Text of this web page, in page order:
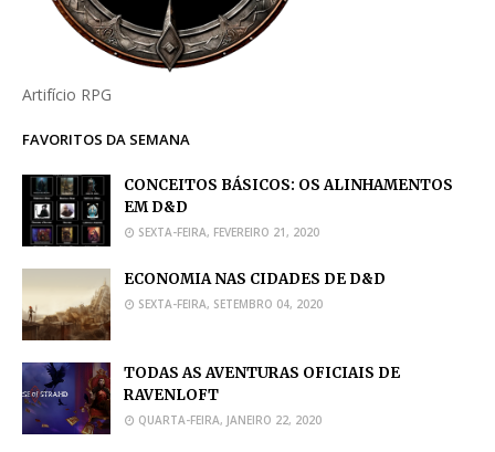
Artifício RPG
FAVORITOS DA SEMANA
CONCEITOS BÁSICOS: OS ALINHAMENTOS
EM D&D
SEXTA-FEIRA, FEVEREIRO 21, 2020
ECONOMIA NAS CIDADES DE D&D
SEXTA-FEIRA, SETEMBRO 04, 2020
TODAS AS AVENTURAS OFICIAIS DE
RAVENLOFT
QUARTA-FEIRA, JANEIRO 22, 2020